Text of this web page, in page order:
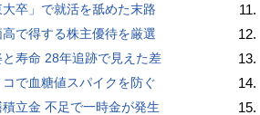
大卒」で就活を舐めた末路
で得する株主優待を厳選
と寿命 28年追跡で見えた差
コで血糖値スパイクを防ぐ
立金 不足で一時金が発生
11.
12.
13.
14.
15.